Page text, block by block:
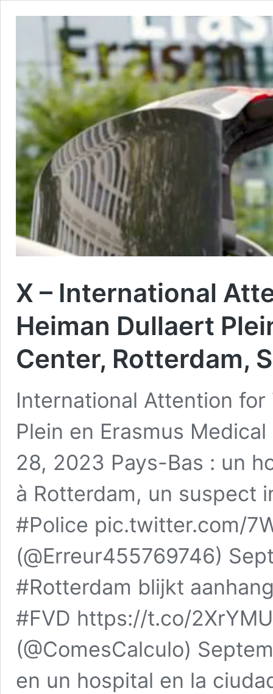
X – International
Heiman Dullaert
Center, Rotterdam,
International Attention
Plein en Erasmus
28, 2023 Pays-Bas : un
à Rotterdam, un suspect
#Police pic.twitter.com/
(@Erreur455769746)
#Rotterdam blijkt
#FVD https://t.co/
(@ComesCalculo)
en un hospital en la